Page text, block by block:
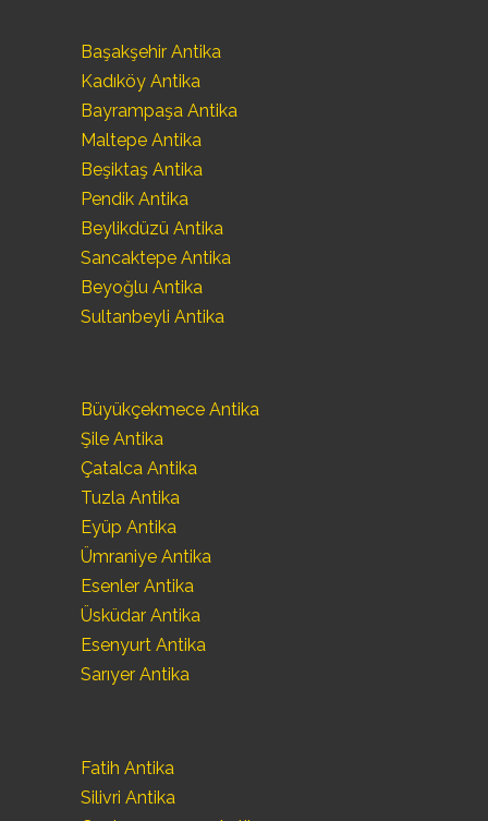
Başakşehir Antika
Kadıköy Antika
Bayrampaşa Antika
Maltepe Antika
Beşiktaş Antika
Pendik Antika
Beylikdüzü Antika
Sancaktepe Antika
Beyoğlu Antika
Sultanbeyli Antika
Büyükçekmece Antika
Şile Antika
Çatalca Antika
Tuzla Antika
Eyüp Antika
Ümraniye Antika
Esenler Antika
Üsküdar Antika
Esenyurt Antika
Sarıyer Antika
Fatih Antika
Silivri Antika